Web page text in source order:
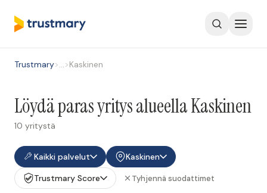
Trustmary>…>Kaskinen
Löydä paras yritys alueella Kaskinen
10 yritystä
Kaikki palvelut
Kaskinen
Trustmary Score
Tyhjennä suodattimet